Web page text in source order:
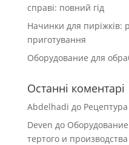
справі: повний гід
Начинки для пиріжків:
приготування
Оборудование для
Останні коментарі
Abdelhadi до
Deven до
тертого и